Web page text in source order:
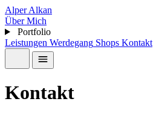
Alper Alkan
Über Mich
Portfolio
Leistungen Werdegang Shops Kontakt
Kontakt